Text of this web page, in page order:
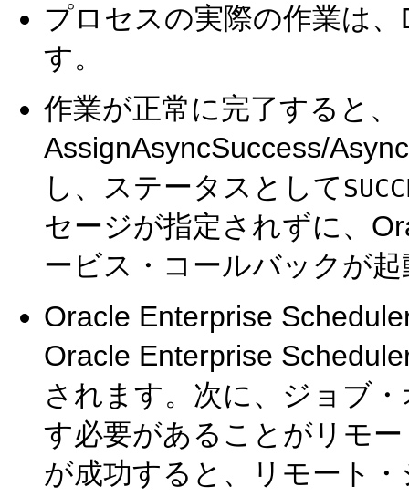
プロセスの実際の作業は
す。
作業が正常に完了すると、
AssignAsyncSuccess/
し、ステータスとして
セージが指定されずに、
ービス・コールバックが
Oracle Enterprise
Oracle Enterprise
されます。次に、ジョブ
す必要があることがリモ
が成功すると、リモート